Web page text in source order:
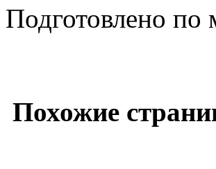
Подготовлено по
Похожие